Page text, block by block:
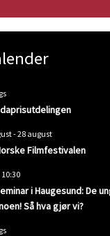
-28 august
Filmfestivalen
10:30
i Haugesund: De
Så hva gjør vi?